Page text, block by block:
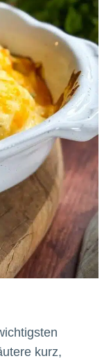
kurz,